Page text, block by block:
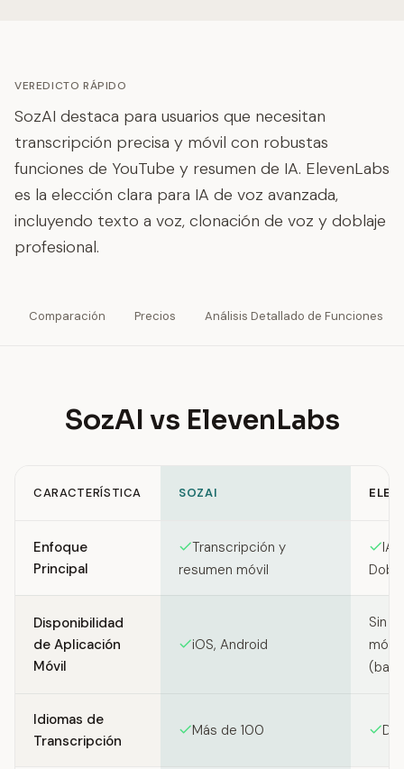
VEREDICTO RÁPIDO
SozAI destaca para usuarios que necesitan
transcripción precisa y móvil con robustas
funciones de YouTube y resumen de IA. ElevenLabs
es la elección clara para IA de voz avanzada,
incluyendo texto a voz, clonación de voz y doblaje
profesional.
Comparación Precios Análisis Detallado de Funciones
SozAI vs ElevenLabs
CARACTERÍSTICA SOZAI
Enfoque
Principal
Transcripción y
resumen móvil
IA
Disponibilidad
de Aplicación
Móvil
iOS, Android
Sin
Idiomas de
Transcripción
Más de 100